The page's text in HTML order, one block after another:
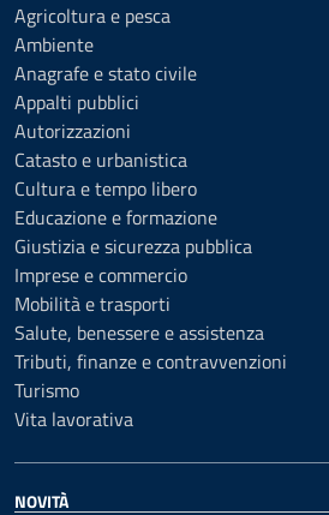
Agricoltura e pesca
Ambiente
Anagrafe e stato civile
Appalti pubblici
Autorizzazioni
Catasto e urbanistica
Cultura e tempo libero
Educazione e formazione
Giustizia e sicurezza pubblica
Imprese e commercio
Mobilità e trasporti
Salute, benessere e assistenza
Tributi, finanze e contravvenzioni
Turismo
Vita lavorativa
NOVITÀ